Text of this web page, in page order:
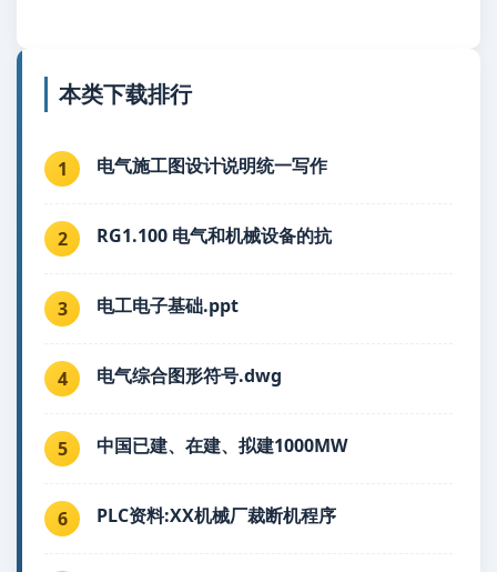
本类下载排行
1 电气施工图设计说明统一写作
2 RG1.100 电气和机械设备的抗
3 电工电子基础.ppt
4 电气综合图形符号.dwg
5 中国已建、在建、拟建1000MW
6 PLC资料:XX机械厂裁断机程序